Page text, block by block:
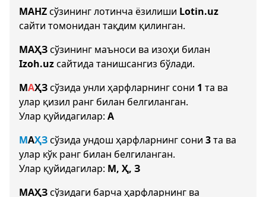
MAHZсўзининг лотинча ёзилиши Lotin.uz
сайти томонидан тақдим қилинган.
МАҲЗсўзининг маъноси ва изоҳи билан
Izoh.uzсайтида танишсангиз бўлади.
МАҲЗсўзида унли ҳарфларнинг сони 1 та ва
улар қизил ранг билан белгиланган.
Улар қуйидагилар: А
МАҲЗсўзида ундош ҳарфларнинг сони 3та ва
улар кўк ранг билан белгиланган.
Улар қуйидагилар: М, Ҳ, З
МАҲЗсўзидаги барча ҳарфларнинг ва